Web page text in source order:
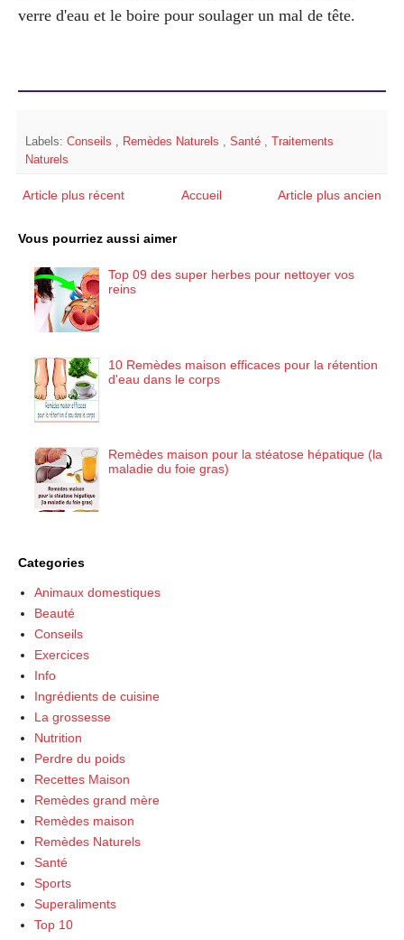
verre d'eau et le boire pour soulager un mal de tête.
Labels: Conseils , Remèdes Naturels , Santé ,
Traitements
Naturels
Article plus récent Article plus ancien
Accueil
Vous pourriez aussi aimer
Top 09 des super herbes pour nettoyer vos
reins
10 Remèdes maison efficaces pour la rétention
d'eau dans le corps
Remèdes maison pour la stéatose hépatique (la
maladie du foie gras)
Categories
Animaux domestiques
Beauté
Conseils
Exercices
Info
Ingrédients de cuisine
La grossesse
Nutrition
Perdre du poids
Recettes Maison
Remèdes grand mère
Remèdes maison
Remèdes Naturels
Santé
Sports
Superaliments
Top 10